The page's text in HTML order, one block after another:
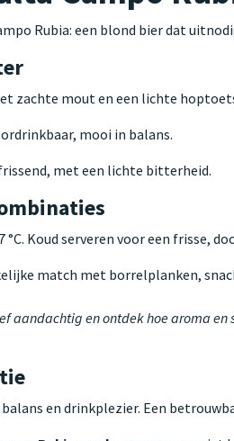
Rubia: een blond bier dat
zachte mout en een lichte
mooi in balans.
met een lichte bitterheid.
°C. Koud serveren voor een frisse,
match met borrelplanken,
aandachtig en ontdek hoe aroma
en drinkplezier. Een